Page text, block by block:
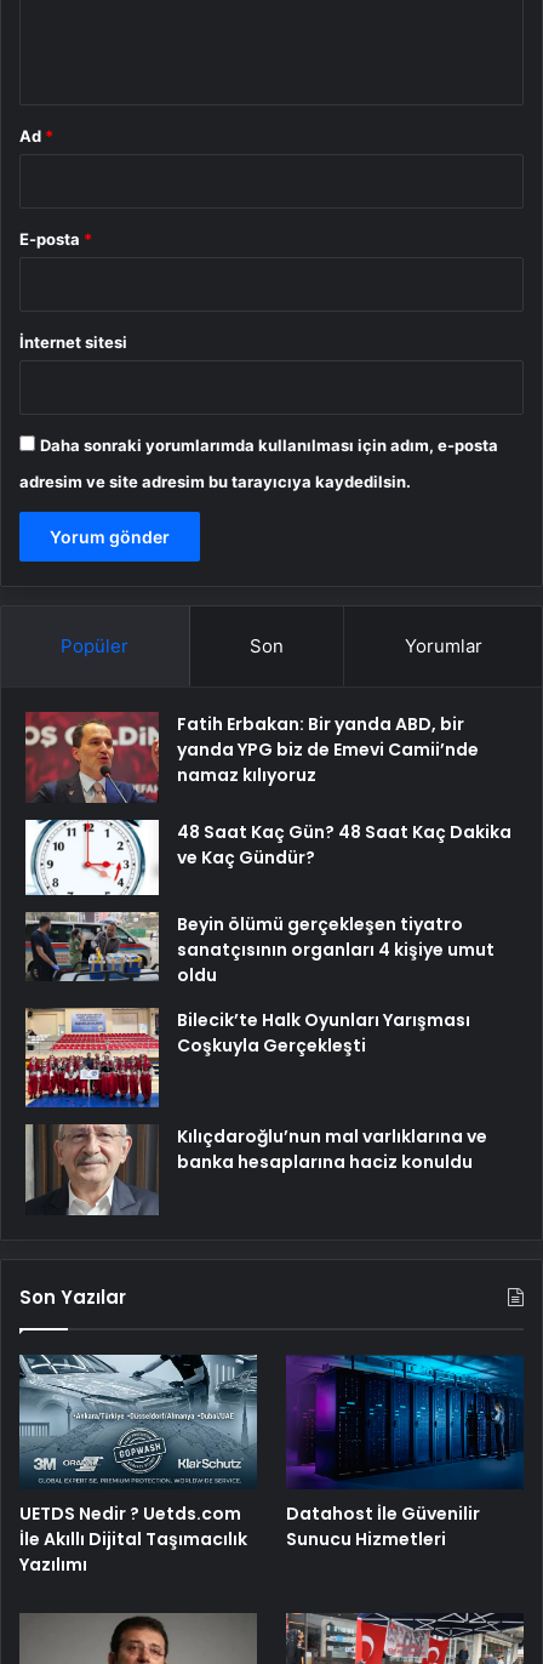
Ad *
E-posta *
İnternet sitesi
Daha sonraki yorumlarımda kullanılması için adım, e-posta
adresim ve site adresim bu tarayıcıya kaydedilsin.
Popüler Son Yorumlar
Fatih Erbakan: Bir yanda ABD, bir
yanda YPG biz de Emevi Camii’nde
namaz kılıyoruz
48 Saat Kaç Gün? 48 Saat Kaç Dakika
ve Kaç Gündür?
Beyin ölümü gerçekleşen tiyatro
sanatçısının organları 4 kişiye umut
oldu
Bilecik’te Halk Oyunları Yarışması
Coşkuyla Gerçekleşti
Kılıçdaroğlu’nun mal varlıklarına ve
banka hesaplarına haciz konuldu
Son Yazılar
UETDS Nedir ? Uetds.com
İle Akıllı Dijital Taşımacılık
Yazılımı
Datahost İle Güvenilir
Sunucu Hizmetleri